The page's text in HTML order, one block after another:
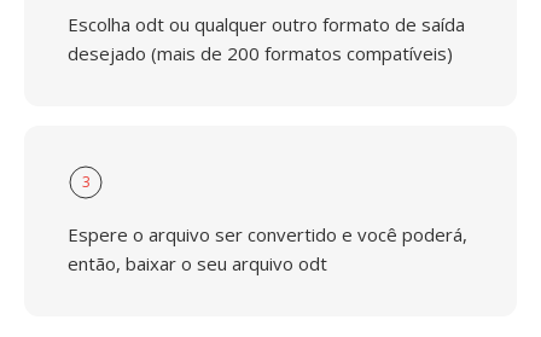
Escolha odt ou qualquer outro formato de saída
desejado (mais de 200 formatos compatíveis)
3
Espere o arquivo ser convertido e você poderá,
então, baixar o seu arquivo odt